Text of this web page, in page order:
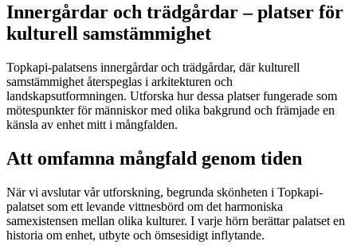
Innergårdar och trädgårdar – platser för
kulturell samstämmighet
Topkapi-palatsens innergårdar och trädgårdar, där kulturell
samstämmighet återspeglas i arkitekturen och
landskapsutformningen. Utforska hur dessa platser fungerade som
mötespunkter för människor med olika bakgrund och främjade en
känsla av enhet mitt i mångfalden.
Att omfamna mångfald genom tiden
När vi avslutar vår utforskning, begrunda skönheten i Topkapi-
palatset som ett levande vittnesbörd om det harmoniska
samexistensen mellan olika kulturer. I varje hörn berättar palatset en
historia om enhet, utbyte och ömsesidigt inflytande.